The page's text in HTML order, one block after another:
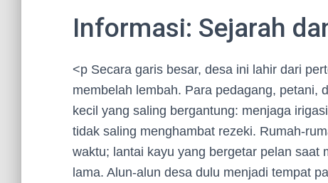
Informasi: Sejarah
<p Secara garis besar, desa ini lahir dari
membelah lembah. Para pedagang, petani,
kecil yang saling bergantung: menjaga
tidak saling menghambat rezeki. Rumah-
waktu; lantai kayu yang bergetar pelan saat
lama. Alun-alun desa dulu menjadi tempat